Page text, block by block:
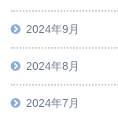
2024年9月
2024年8月
2024年7月